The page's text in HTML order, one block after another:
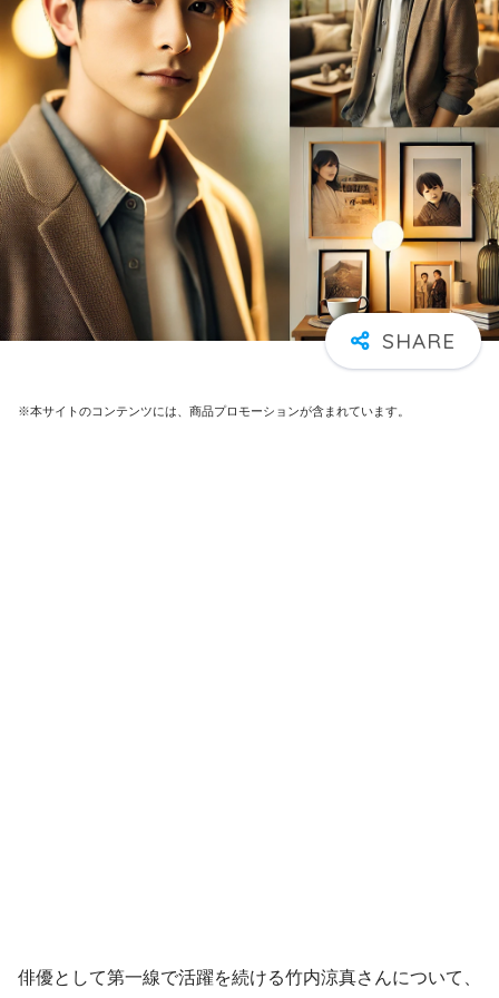
※本サイトのコンテンツには、商品プロモーションが含まれています。
俳優として第一線で活躍を続ける竹内涼真さんについて、